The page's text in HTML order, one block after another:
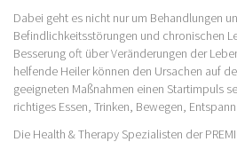
Dabei geht es nicht nur um Behandlungen
Befindlichkeitsstörungen und chronischen
Besserung oft über Veränderungen der
helfende Heiler können den Ursachen auf
geeigneten Maßnahmen einen Startimpuls
richtiges Essen, Trinken, Bewegen,
Die Health & Therapy Spezialisten der